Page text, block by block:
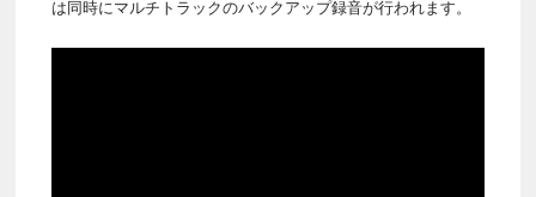
は同時にマルチトラックのバックアップ録音が行われます。